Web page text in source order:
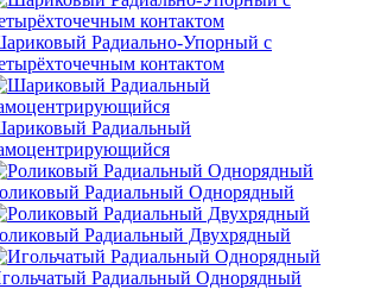
Радиально-Упорный с
контактом
Радиальный
Радиальный Однорядный
Радиальный Двухрядный
Радиальный Однорядный